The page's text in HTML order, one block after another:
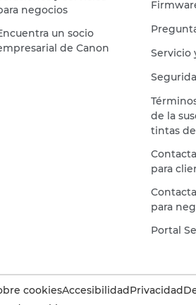
negocios
un socio
de Canon
Servicio
de la
tintas
para
para
Portal
cookiesAccesibilidadPrivacidad